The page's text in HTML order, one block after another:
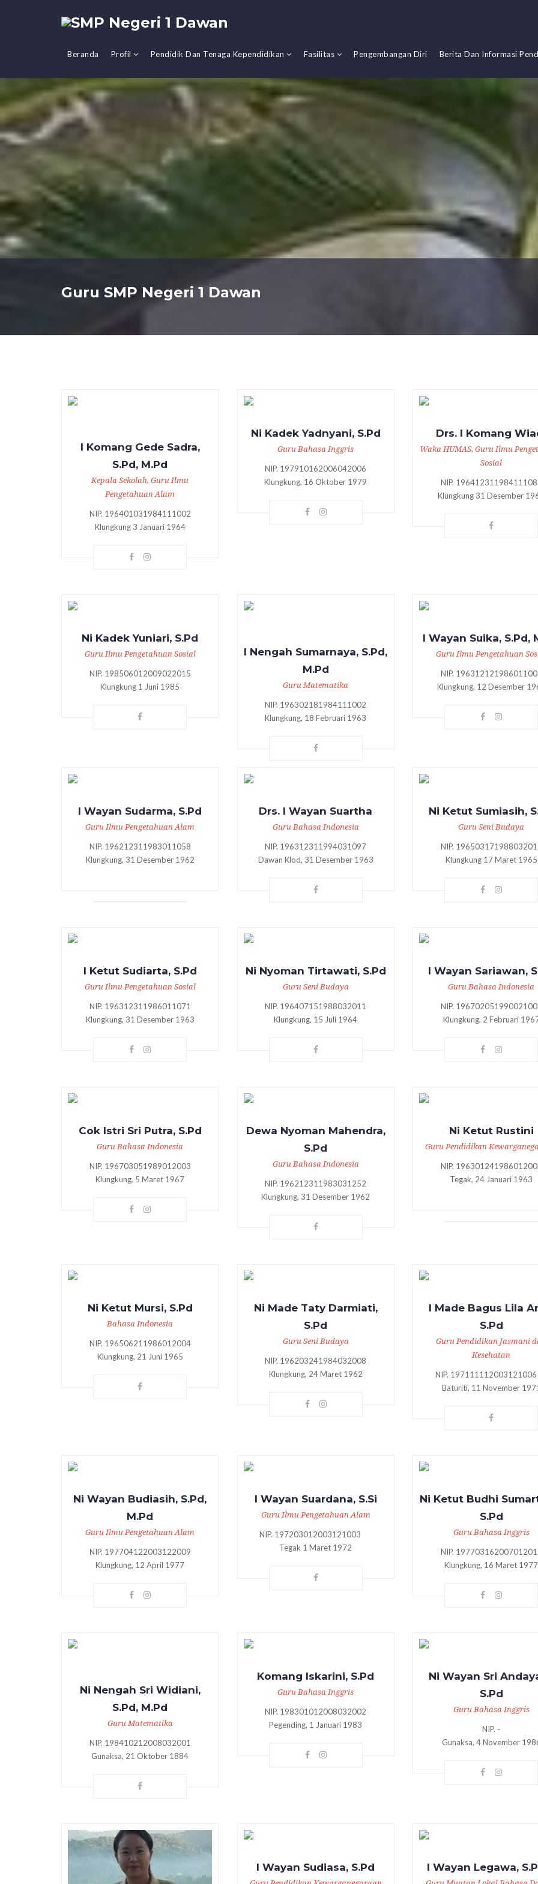
Beranda Profil Pendidik Dan Tenaga Kependidikan Fasilitas Pengembangan Diri Berita Dan Informasi
Guru SMP Negeri 1 Dawan
I Komang Gede Sadra,
S.Pd, M.Pd
Kepala Sekolah, Guru Ilmu
Pengetahuan Alam
NIP. 196401031984111002
Klungkung 3 Januari 1964
Ni Kadek Yadnyani, S.Pd
Guru Bahasa Inggris
NIP. 197910162006042006
Klungkung, 16 Oktober 1979
Drs. I Komang
Waka HUMAS, Guru Ilmu
Sosial
NIP.
Klungkung 31 Desember
Ni Kadek Yuniari, S.Pd
Guru Ilmu Pengetahuan Sosial
NIP. 198506012009022015
Klungkung 1 Juni 1985
I Nengah Sumarnaya, S.Pd,
M.Pd
Guru Matematika
NIP. 196302181984111002
Klungkung, 18 Februari 1963
I Wayan Suika, S.Pd,
Guru Ilmu Pengetahuan
NIP.
Klungkung, 12 Desember
I Wayan Sudarma, S.Pd
Guru Ilmu Pengetahuan Alam
NIP. 196212311983011058
Klungkung, 31 Desember 1962
Drs. I Wayan Suartha
Guru Bahasa Indonesia
NIP. 196312311994031097
Dawan Klod, 31 Desember 1963
Ni Ketut Sumiasih,
Guru Seni Budaya
NIP.
Klungkung 17 Maret 1965
I Ketut Sudiarta, S.Pd
Guru Ilmu Pengetahuan Sosial
NIP. 196312311986011071
Klungkung, 31 Desember 1963
Ni Nyoman Tirtawati, S.Pd
Guru Seni Budaya
NIP. 196407151988032011
Klungkung, 15 Juli 1964
I Wayan Sariawan,
Guru Bahasa Indonesia
NIP.
Klungkung, 2 Februari
Cok Istri Sri Putra, S.Pd
Guru Bahasa Indonesia
NIP. 196703051989012003
Klungkung, 5 Maret 1967
Dewa Nyoman Mahendra,
S.Pd
Guru Bahasa Indonesia
NIP. 196212311983031252
Klungkung, 31 Desember 1962
Ni Ketut Rustini
Guru Pendidikan
NIP.
Tegak, 24 Januari 1963
Ni Ketut Mursi, S.Pd
Bahasa Indonesia
NIP. 196506211986012004
Klungkung, 21 Juni 1965
Ni Made Taty Darmiati,
S.Pd
Guru Seni Budaya
NIP. 196203241984032008
Klungkung, 24 Maret 1962
I Made Bagus Lila
S.Pd
Guru Pendidikan Jasmani
Kesehatan
NIP.
Baturiti, 11 November
Ni Wayan Budiasih, S.Pd,
M.Pd
Guru Ilmu Pengetahuan Alam
NIP. 197704122003122009
Klungkung, 12 April 1977
I Wayan Suardana, S.Si
Guru Ilmu Pengetahuan Alam
NIP. 197203012003121003
Tegak 1 Maret 1972
Ni Ketut Budhi
S.Pd
Guru Bahasa Inggris
NIP.
Klungkung, 16 Maret 1977
Ni Nengah Sri Widiani,
S.Pd, M.Pd
Guru Matematika
NIP. 198410212008032001
Gunaksa, 21 Oktober 1884
Komang Iskarini, S.Pd
Guru Bahasa Inggris
NIP. 198301012008032002
Pegending, 1 Januari 1983
Ni Wayan Sri
S.Pd
Guru Bahasa Inggris
NIP. -
Gunaksa, 4 November
I Wayan Sudiasa, S.Pd I Wayan Legawa,